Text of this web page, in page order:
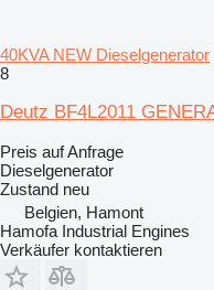
40KVA NEW Dieselgenerator
8
Deutz BF4L2011
Preis auf Anfrage
Dieselgenerator
Zustand neu
Belgien, Hamont
Hamofa Industrial Engines
Verkäufer kontaktieren